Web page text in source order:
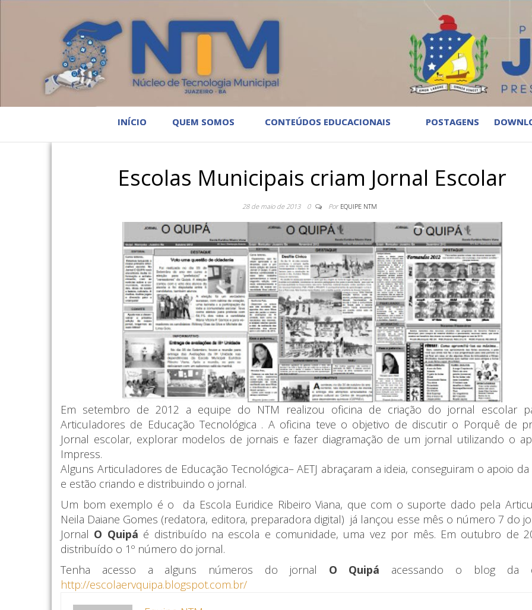
INÍCIO QUEM SOMOS CONTEÚDOS EDUCACIONAIS POSTAGENS
Escolas Municipais criam Jornal Escolar
28 de maio de 2013 0 Por EQUIPE NTM
Em setembro de 2012 a equipe do NTM realizou oficina de criação do jornal escolar
Articuladores de Educação Tecnológica . A oficina teve o objetivo de discutir o Porquê de
Jornal escolar, explorar modelos de jornais e fazer diagramação de um jornal utilizando o
Impress.
Alguns Articuladores de Educação Tecnológica–AETJ abraçaram a ideia, conseguiram o apoio
e estão criando e distribuindo o jornal.
Um bom exemplo é o da Escola Euridice Ribeiro Viana, que com o suporte dado pela
Neila Daiane Gomes (redatora, editora, preparadora digital) já lançou esse mês o número 7 do
Jornal O Quipá é distribuído na escola e comunidade, uma vez por mês. Em outubro de
distribuído o 1º número do jornal.
Tenha acesso a alguns números do jornal O Quipá acessando o blog da
http://escolaervquipa.blogspot.com.br/